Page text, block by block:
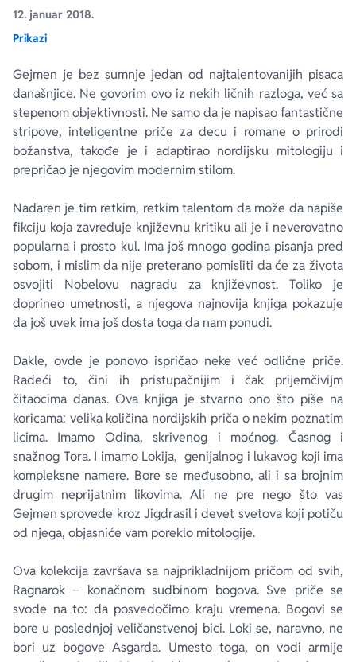
12. januar 2018.
Prikazi
Gejmen je bez sumnje jedan od najtalentovanijih pisaca
današnjice. Ne govorim ovo iz nekih ličnih razloga, već sa
stepenom objektivnosti. Ne samo da je napisao fantastične
stripove, inteligentne priče za decu i romane o prirodi
božanstva, takođe je i adaptirao nordijsku mitologiju i
prepričao je njegovim modernim stilom.
Nadaren je tim retkim, retkim talentom da može da napiše
fikciju koja zavređuje književnu kritiku ali je i neverovatno
popularna i prosto kul. Ima još mnogo godina pisanja pred
sobom, i mislim da nije preterano pomisliti da će za života
osvojiti Nobelovu nagradu za književnost. Toliko je
doprineo umetnosti, a njegova najnovija knjiga pokazuje
da još uvek ima još dosta toga da nam ponudi.
Dakle, ovde je ponovo ispričao neke već odlične priče.
Radeći to, čini ih pristupačnijim i čak prijemčivijm
čitaocima danas. Ova knjiga je stvarno ono što piše na
koricama: velika količina nordijskih priča o nekim poznatim
licima. Imamo Odina, skrivenog i moćnog. Časnog i
snažnog Tora. I imamo Lokija, genijalnog i lukavog koji ima
kompleksne namere. Bore se međusobno, ali i sa brojnim
drugim neprijatnim likovima. Ali ne pre nego što vas
Gejmen sprovede kroz Jigdrasil i devet svetova koji potiču
od njega, objasniće vam poreklo mitologije.
Ova kolekcija završava sa najprikladnijom pričom od svih,
Ragnarok ‒ konačnom sudbinom bogova. Sve priče se
svode na to: da posvedočimo kraju vremena. Bogovi se
bore u poslednjoj veličanstvenoj bici. Loki se, naravno, ne
bori uz bogove Asgarda. Umesto toga, on vodi armije
Ekranizovane knjige
Za poklon
E-knjige
Autori
Poezija
Lični razvoj i popularna psihologija
Biografija
Bojan Ljubenović
Dejan Tiago-Stanković
Milica Jakovljević Mir-Jam
Peter Handke
Harlan Koben
Elif Šafak